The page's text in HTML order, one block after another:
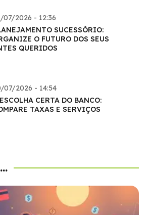
07/2026 - 12:36
SUCESSÓRIO:
O FUTURO DOS SEUS
QUERIDOS
07/2026 - 14:54
CERTA DO BANCO:
TAXAS E SERVIÇOS